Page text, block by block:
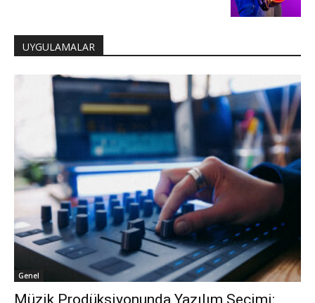
UYGULAMALAR
Genel